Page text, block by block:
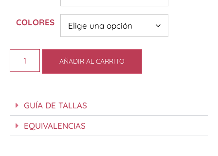
COLORES
AÑADIR AL CARRITO
GUÍA DE TALLAS
EQUIVALENCIAS